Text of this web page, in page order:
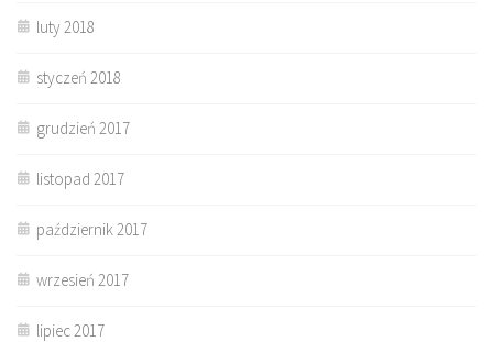
luty 2018
styczeń 2018
grudzień 2017
listopad 2017
październik 2017
wrzesień 2017
lipiec 2017